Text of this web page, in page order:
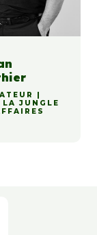
|
LA JUNGLE